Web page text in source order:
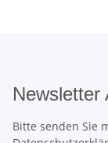
Newsletter
Bitte senden Sie